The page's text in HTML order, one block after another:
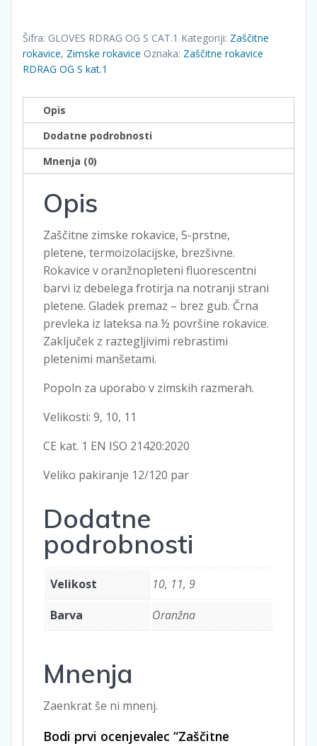
S
kat.1
količina
Šifra: GLOVES RDRAG OG S CAT.1 Kategoriji: Zaščitne
rokavice, Zimske rokavice Oznaka: Zaščitne rokavice
RDRAG OG S kat.1
Opis
Dodatne podrobnosti
Mnenja (0)
Opis
Zaščitne zimske rokavice, 5-prstne,
pletene, termoizolacijske, brezšivne.
Rokavice v oranžnopleteni fluorescentni
barvi iz debelega frotirja na notranji strani
pletene. Gladek premaz – brez gub. Črna
prevleka iz lateksa na ½ površine rokavice.
Zaključek z raztegljivimi rebrastimi
pletenimi manšetami.
Popoln za uporabo v zimskih razmerah.
Velikosti: 9, 10, 11
CE kat. 1 EN ISO 21420:2020
Veliko pakiranje 12/120 par
Dodatne
podrobnosti
Velikost
10, 11, 9
Barva
Oranžna
Mnenja
Zaenkrat še ni mnenj.
Bodi prvi ocenjevalec “Zaščitne